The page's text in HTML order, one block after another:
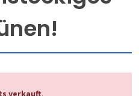
verkauft.